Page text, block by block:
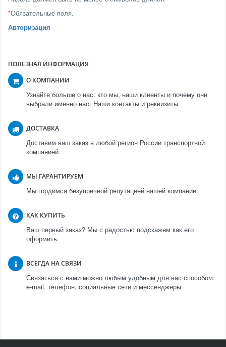
*Обязательные поля.
Авторизация
ПОЛЕЗНАЯ ИНФОРМАЦИЯ
О КОМПАНИИ
Узнайте больше о нас: кто мы, наши клиенты и почему они
выбрали именно нас. Наши контакты и реквизиты.
ДОСТАВКА
Доставим ваш заказ в любой регион России транспортной
компанией.
МЫ ГАРАНТИРУЕМ
Мы гордимся безупречной репутацией нашей компании.
КАК КУПИТЬ
Ваш первый заказ? Мы с радостью подскажем как его
оформить.
ВСЕГДА НА СВЯЗИ
Связаться с нами можно любым удобным для вас способом:
e-mail, телефон, социальные сети и мессенджеры.